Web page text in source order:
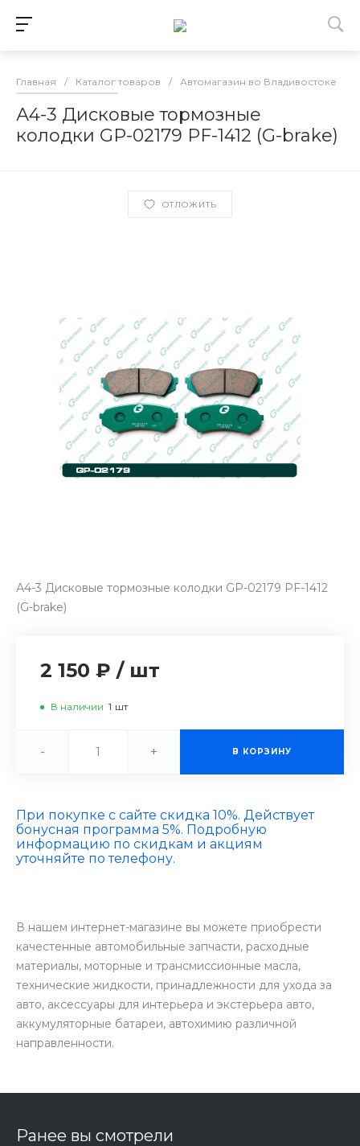
Главная / Каталог товаров / Автомагазин во Владивостоке
А4-3 Дисковые тормозные
колодки GP-02179 PF-1412 (G-brake)
ОТЛОЖИТЬ
А4-3 Дисковые тормозные колодки GP-02179 PF-1412
(G-brake)
2 150 ₽ / шт
В наличии 1 шт
- + В КОРЗИНУ
При покупке с сайте скидка 10%. Действует
бонусная программа 5%. Подробную
информацию по скидкам и акциям
уточняйте по телефону.
В нашем интернет-магазине вы можете приобрести
качестенные автомобильные запчасти, расходные
материалы, моторные и трансмиссионные масла,
технические жидкости, принадлежности для ухода за
авто, аксессуары для интерьера и экстерьера авто,
аккумуляторные батареи, автохимию различной
направленности.
Ранее вы смотрели